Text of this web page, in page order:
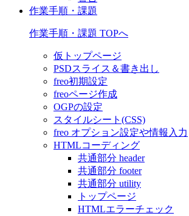
作業手順・課題
作業手順・課題 TOPへ
仮トップページ
PSDスライス＆書き出し
freo初期設定
freoページ作成
OGPの設定
スタイルシート(CSS)
freo オプション設定や情報入力
HTMLコーディング
共通部分 header
共通部分 footer
共通部分 utility
トップページ
HTMLエラーチェック